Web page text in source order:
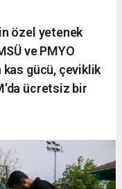
özel yetenek
ve PMYO
kas gücü, çeviklik
ücretsiz bir